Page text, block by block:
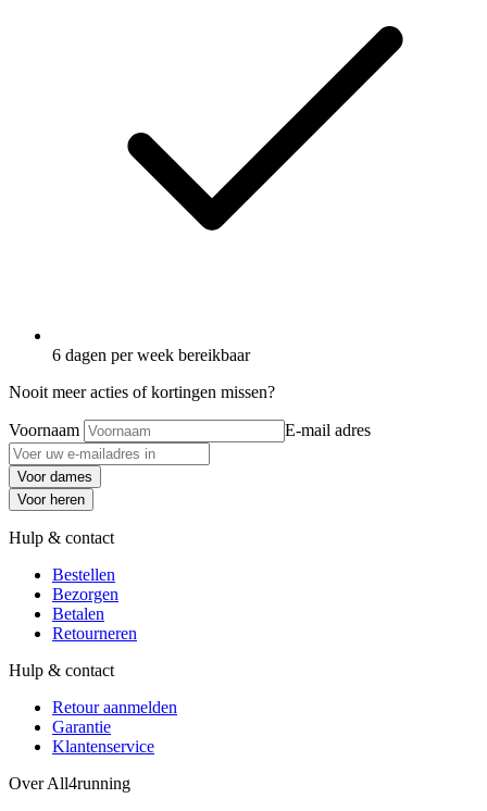
6 dagen per week bereikbaar
Nooit meer acties of kortingen missen?
Voornaam E-mail adres
Voor dames
Voor heren
Hulp & contact
Bestellen
Bezorgen
Betalen
Retourneren
Hulp & contact
Retour aanmelden
Garantie
Klantenservice
Over All4running